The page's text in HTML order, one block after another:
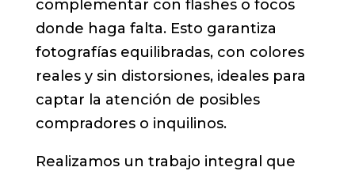
complementar con flashes o focos
donde haga falta. Esto garantiza
fotografías equilibradas, con colores
reales y sin distorsiones, ideales para
captar la atención de posibles
compradores o inquilinos.
Realizamos un trabajo integral que